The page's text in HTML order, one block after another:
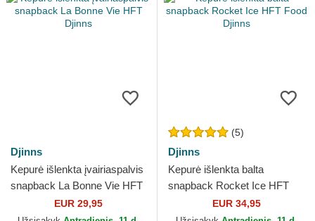
Djinns
Kepurė išlenkta įvairiaspalvis
snapback La Bonne Vie HFT
EUR 29,95
(5)
Djinns
Kepurė išlenkta balta
snapback Rocket Ice HFT
Food DjinnsEUR 34,95